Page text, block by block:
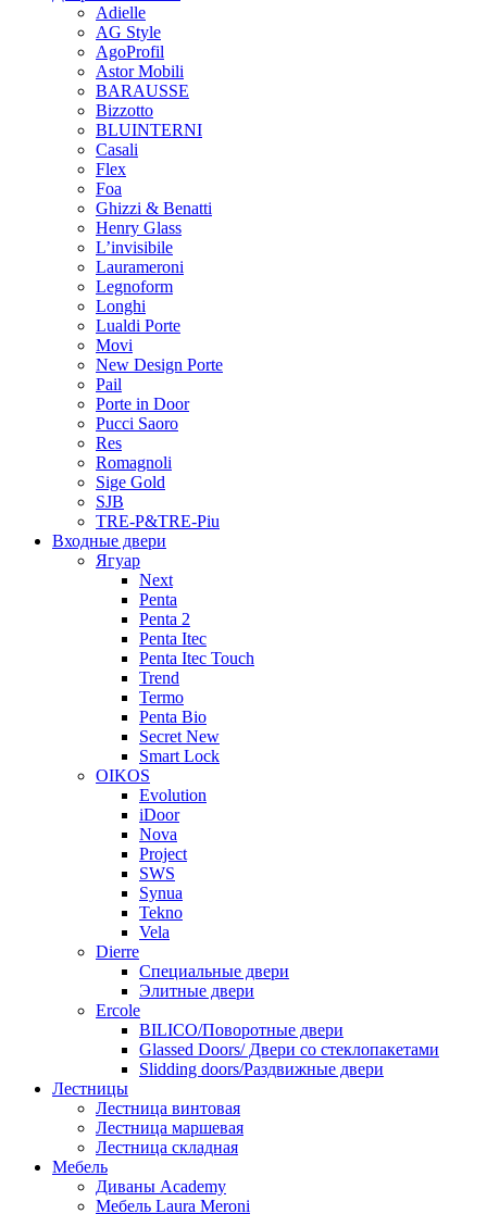
Adielle
AG Style
AgoProfil
Astor Mobili
BARAUSSE
Bizzotto
BLUINTERNI
Casali
Flex
Foa
Ghizzi & Benatti
Henry Glass
L’invisibile
Laurameroni
Legnoform
Longhi
Lualdi Porte
Movi
New Design Porte
Pail
Porte in Door
Pucci Saoro
Res
Romagnoli
Sige Gold
SJB
TRE-P&TRE-Piu
Входные двери
Ягуар
Next
Penta
Penta 2
Penta Itec
Penta Itec Touch
Trend
Termo
Penta Bio
Secret New
Smart Lock
OIKOS
Evolution
iDoor
Nova
Project
SWS
Synua
Tekno
Vela
Dierre
Специальные двери
Элитные двери
Ercole
BILICO/Поворотные двери
Glassed Doors/ Двери со стеклопакетами
Slidding doors/Раздвижные двери
Лестницы
Лестница винтовая
Лестница маршевая
Лестница складная
Мебель
Диваны Academy
Мебель Laura Meroni